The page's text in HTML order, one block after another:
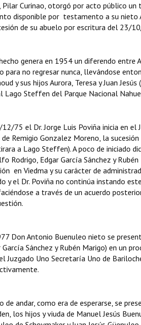
Pilar Curinao, otorgó por acto público
disponible por testamento a su nieto
de su abuelo por escritura del 23/
genera en 1954 un diferendo
para no regresar nunca, llevándose
y sus hijos Aurora, Teresa y Juan
Lago Steffen del Parque Nacional
75 el Dr. Jorge Luis Poviña inicia en el
de Remigio Gonzalez Moreno, la
a Lago Steffen). A poco de iniciado
Rodrigo, Edgar García Sánchez y
en Viedma y su carácter de
y el Dr. Poviña no continúa instando
a través de un acuerdo
Don Antonio Buenuleo nieto se
García Sánchez y Rubén Marigo) en un
Juzgado Uno Secretaría Uno de
de andar, como era de esperarse, se
los hijos y viuda de Manuel Jesús